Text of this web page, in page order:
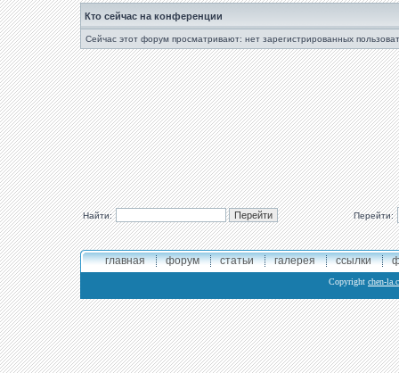
Кто сейчас на конференции
Сейчас этот форум просматривают: нет зарегистрированных
Найти: Перейти:
главная форум статьи галерея ссылки
Copyright chen-